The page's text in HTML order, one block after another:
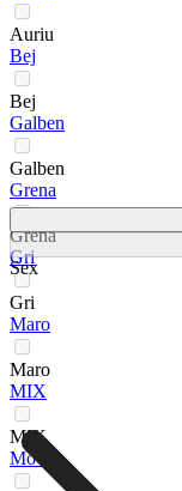
Auriu
Bej
Bej
Galben
Galben
Grena
Grena
Gri
Gri
Maro
Maro
MIX
MIX
Mov
Sex